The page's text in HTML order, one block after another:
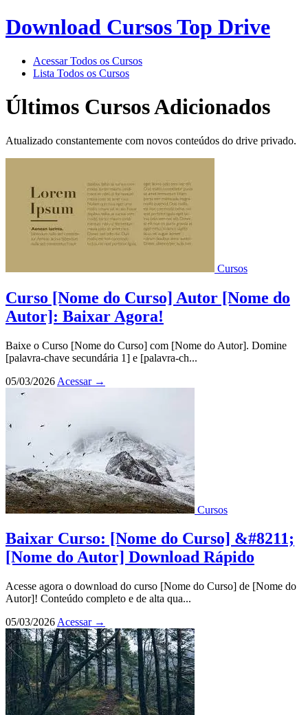
Download Cursos Top Drive
Acessar Todos os Cursos
Lista Todos os Cursos
Últimos Cursos Adicionados
Atualizado constantemente com novos conteúdos do drive privado.
Cursos
Curso [Nome do Curso] Autor [Nome do
Autor]: Baixar Agora!
Baixe o Curso [Nome do Curso] com [Nome do Autor]. Domine
[palavra-chave secundária 1] e [palavra-ch...
05/03/2026 Acessar →
Cursos
Baixar Curso: [Nome do Curso] &#8211;
[Nome do Autor] Download Rápido
Acesse agora o download do curso [Nome do Curso] de [Nome do
Autor]! Conteúdo completo e de alta qua...
05/03/2026 Acessar →